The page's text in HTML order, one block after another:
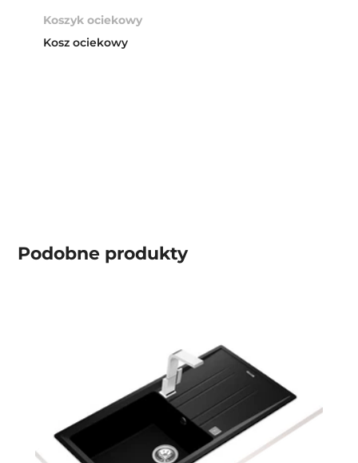
Koszyk ociekowy
Kosz ociekowy
Podobne produkty